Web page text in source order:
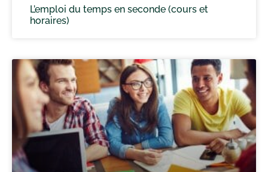
L’emploi du temps en seconde (cours et
horaires)